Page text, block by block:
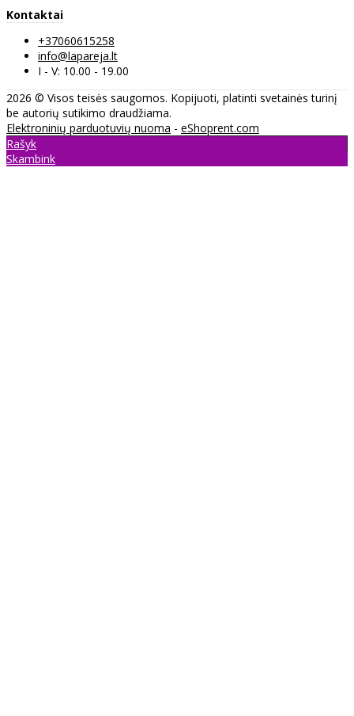
Kontaktai
+37060615258
info@lapareja.lt
I - V: 10.00 - 19.00
2026 © Visos teisės saugomos. Kopijuoti, platinti svetainės turinį
be autorių sutikimo draudžiama.
Elektroninių parduotuvių nuoma - eShoprent.com
Rašyk
Skambink